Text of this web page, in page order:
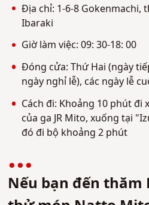
Địa chỉ: 1-6-8 Gokenmachi,
Ibaraki
Giờ làm việc: 09: 30-18: 00
Đóng cửa: Thứ Hai (ngày
ngày nghỉ lễ), các ngày lễ
Cách đi: Khoảng 10 phút đi
của ga JR Mito, xuống tại
đó đi bộ khoảng 2 phút
Nếu bạn đến